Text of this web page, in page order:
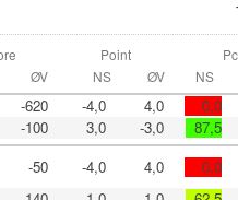
ØV
Point
NS
ØV
NS
-620 -4,0 4,0 0,0
-100 3,0 -3,0 87,5
-50 -4,0 4,0 0,0